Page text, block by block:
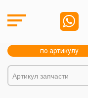
по артикулу